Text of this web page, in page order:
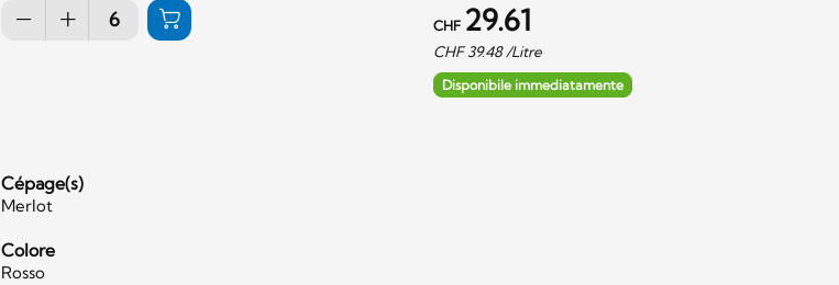
CHF 29.61
CHF39.48/Litre
Disponibile immediatamente
Cépage(s)
Merlot
Colore
Rosso